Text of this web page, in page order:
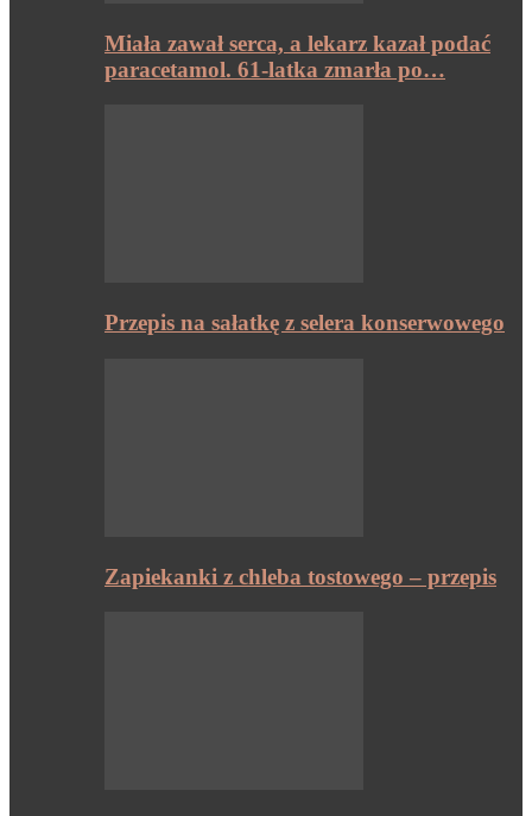
Miała zawał serca, a lekarz kazał podać
paracetamol. 61-latka zmarła po…
Przepis na sałatkę z selera konserwowego
Zapiekanki z chleba tostowego – przepis